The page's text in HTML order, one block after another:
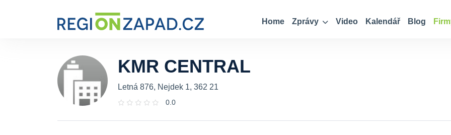
Home Zprávy Video Kalendář Blog
KMR CENTRAL
Letná 876, Nejdek 1, 362 21
0.0